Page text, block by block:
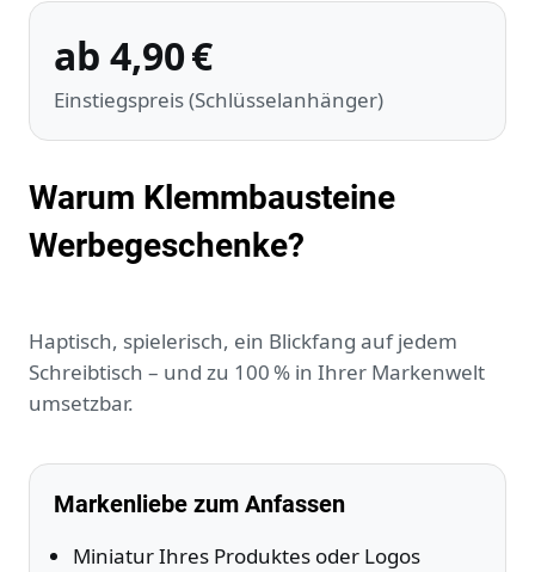
ab 4,90 €
Einstiegspreis (Schlüsselanhänger)
Warum Klemmbausteine
Werbegeschenke?
Haptisch, spielerisch, ein Blickfang auf jedem
Schreibtisch – und zu 100 % in Ihrer Markenwelt
umsetzbar.
Markenliebe zum Anfassen
Miniatur Ihres Produktes oder Logos